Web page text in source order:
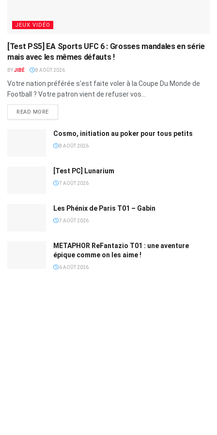
JEUX VIDÉO
[Test PS5] EA Sports UFC 6 : Grosses mandales en série
mais avec les mêmes défauts !
BYJIBÉ 8 AOÛT 2026
Votre nation préférée s'est faite voler à la Coupe Du Monde de
Football ? Votre patron vient de refuser vos...
READ MORE
Cosmo, initiation au poker pour tous petits
8 AOÛT 2026
[Test PC] Lunarium
7 AOÛT 2026
Les Phénix de Paris T01 – Gabin
7 AOÛT 2026
METAPHOR ReFantazio T01 : une aventure
épique comme on les aime !
6 AOÛT 2026